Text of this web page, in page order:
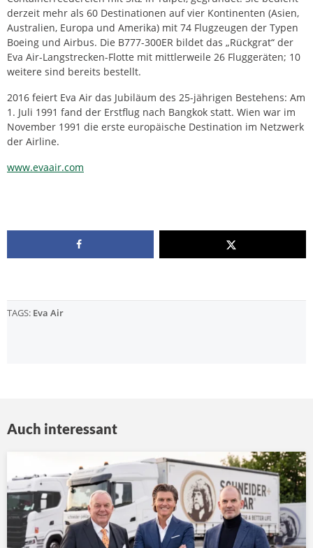
derzeit mehr als 60 Destinationen auf vier Kontinenten (Asien,
Australien, Europa und Amerika) mit 74 Flugzeugen der Typen
Boeing und Airbus. Die B777-300ER bildet das „Rückgrat“ der
Eva Air-Langstrecken-Flotte mit mittlerweile 26 Fluggeräten; 10
weitere sind bereits bestellt.
2016 feiert Eva Air das Jubiläum des 25-jährigen Bestehens: Am
1. Juli 1991 fand der Erstflug nach Bangkok statt. Wien war im
November 1991 die erste europäische Destination im Netzwerk
der Airline.
www.evaair.com
TAGS: Eva Air
Auch interessant